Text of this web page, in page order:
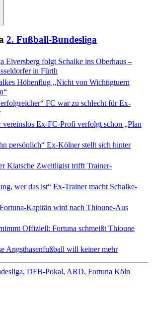
2. Fußball-Bundesliga
Elversberg folgt Schalke ins Oberhaus –
in Fürth
Höhenflug „Nicht von Wichtigtuern
FC war zu schlecht für Ex-
vereinslos Ex-FC-Profi verfolgt schon „Plan
persönlich“ Ex-Kölner stellt sich hinter
Klatsche Zweitligist trifft Trainer-
wer das ist“ Ex-Trainer macht Schalke-
Fortuna-Kapitän wird nach Thioune-Aus
Offiziell: Fortuna schmeißt Thioune
Angsthasenfußball will keiner mehr
DFB-Pokal ARD Fortuna Köln